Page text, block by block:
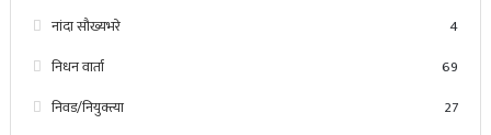
नांदा सौख्यभरे
4
निधन वार्ता
69
निवड/नियुक्त्या
27